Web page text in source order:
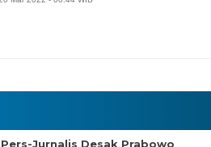
Jurnalis Desak Prabowo